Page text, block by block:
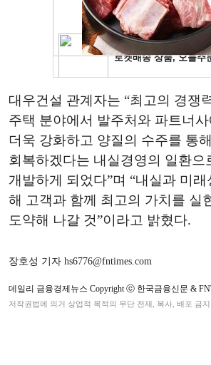
대우건설 관계자는 “최고의 경쟁
주택 분야에서 발주처와 파트너
더욱 강화하고 양질의 수주를 통
회복하겠다는 내실경영의 일환으
개발하게 되었다”며 “내실과 미
해 고객과 함께 최고의 가치를 실
도약해 나갈 것”이라고 밝혔다.
장호성 기자 hs6776@fntimes.com
데일리 금융경제뉴스 Copyright ⓒ 한국금융신문 &
저작권법에 의거 상업적 목적의 무단 전재, 복사, 배포 금지